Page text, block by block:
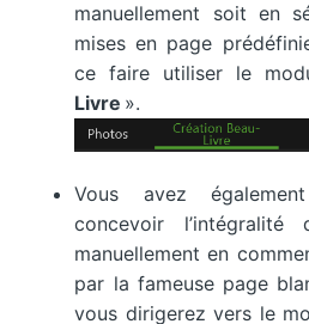
manuellement soit en
mises en page
ce faire utiliser le
Livre ».
Vous avez
concevoir l’intégralité
manuellement en
par la fameuse page
vous dirigerez vers le